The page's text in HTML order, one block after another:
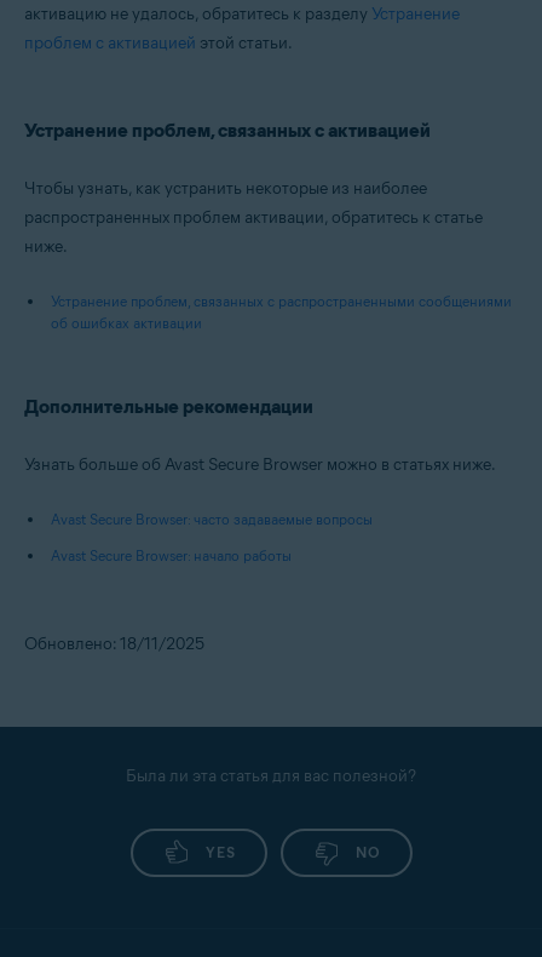
активацию не удалось, обратитесь к разделу Устранение
проблем с активацией этой статьи.
Устранение проблем, связанных с активацией
Чтобы узнать, как устранить некоторые из наиболее
распространенных проблем активации, обратитесь к статье
ниже.
Устранение проблем, связанных с распространенными сообщениями
об ошибках активации
Дополнительные рекомендации
Узнать больше об Avast Secure Browser можно в статьях ниже.
Avast Secure Browser: часто задаваемые вопросы
Avast Secure Browser: начало работы
Обновлено: 18/11/2025
Была ли эта статья для вас полезной?
YES NO